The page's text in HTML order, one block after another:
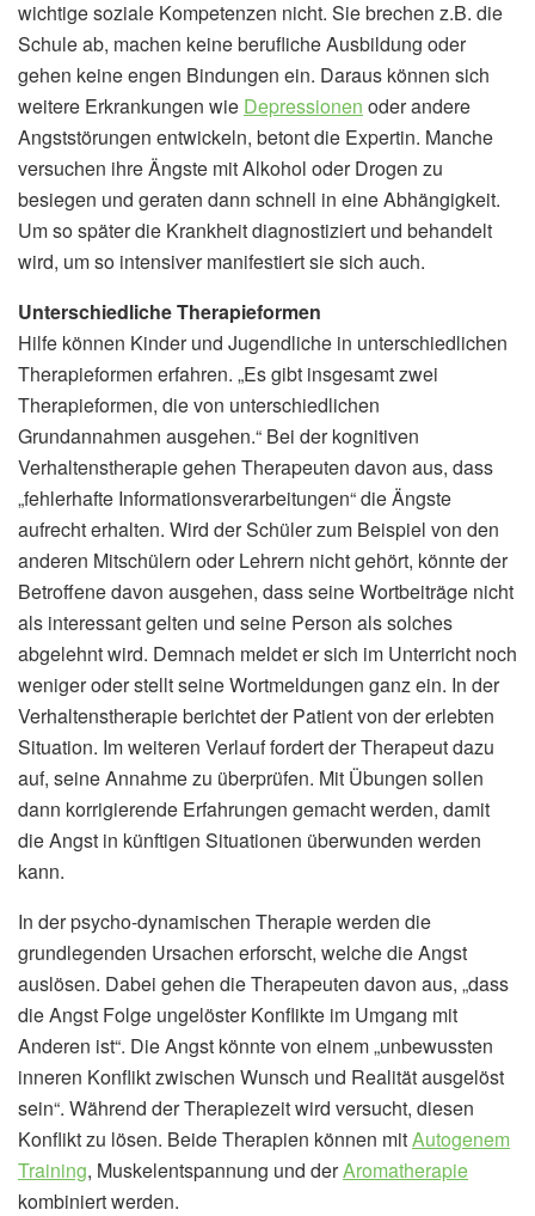
wichtige soziale Kompetenzen nicht. Sie brechen z.B. die
Schule ab, machen keine berufliche Ausbildung oder
gehen keine engen Bindungen ein. Daraus können sich
weitere Erkrankungen wie Depressionen oder andere
Angststörungen entwickeln, betont die Expertin. Manche
versuchen ihre Ängste mit Alkohol oder Drogen zu
besiegen und geraten dann schnell in eine Abhängigkeit.
Um so später die Krankheit diagnostiziert und behandelt
wird, um so intensiver manifestiert sie sich auch.
Unterschiedliche Therapieformen
Hilfe können Kinder und Jugendliche in unterschiedlichen
Therapieformen erfahren. „Es gibt insgesamt zwei
Therapieformen, die von unterschiedlichen
Grundannahmen ausgehen.“ Bei der kognitiven
Verhaltenstherapie gehen Therapeuten davon aus, dass
„fehlerhafte Informationsverarbeitungen“ die Ängste
aufrecht erhalten. Wird der Schüler zum Beispiel von den
anderen Mitschülern oder Lehrern nicht gehört, könnte der
Betroffene davon ausgehen, dass seine Wortbeiträge nicht
als interessant gelten und seine Person als solches
abgelehnt wird. Demnach meldet er sich im Unterricht noch
weniger oder stellt seine Wortmeldungen ganz ein. In der
Verhaltenstherapie berichtet der Patient von der erlebten
Situation. Im weiteren Verlauf fordert der Therapeut dazu
auf, seine Annahme zu überprüfen. Mit Übungen sollen
dann korrigierende Erfahrungen gemacht werden, damit
die Angst in künftigen Situationen überwunden werden
kann.
In der psycho-dynamischen Therapie werden die
grundlegenden Ursachen erforscht, welche die Angst
auslösen. Dabei gehen die Therapeuten davon aus, „dass
die Angst Folge ungelöster Konflikte im Umgang mit
Anderen ist“. Die Angst könnte von einem „unbewussten
inneren Konflikt zwischen Wunsch und Realität ausgelöst
sein“. Während der Therapiezeit wird versucht, diesen
Konflikt zu lösen. Beide Therapien können mitAutogenem
Training, Muskelentspannung und derAromatherapie
kombiniert werden.